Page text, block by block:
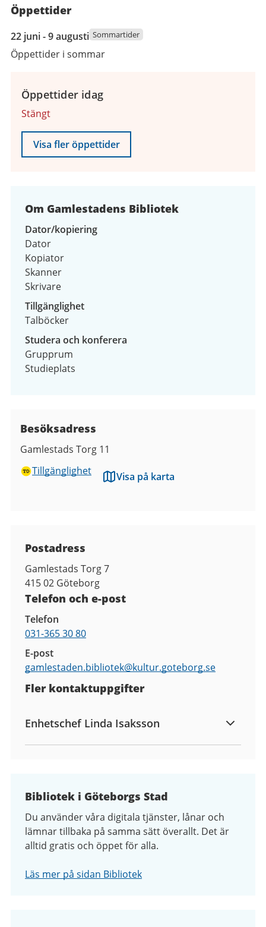
Öppettider
22
juni
2026
augusti
2026
22 juni - 9 augusti Sommartider
Öppettider i sommar
Öppettider idag
Stängt
Visa fler öppettider
Om Gamlestadens Bibliotek
Dator/kopiering
Dator
Kopiator
Skanner
Skrivare
Tillgänglighet
Talböcker
Studera och konferera
Grupprum
Studieplats
Besöksadress
Gamlestads Torg 11
Tillgänglighet
Visa på karta
Postadress
Gamlestads Torg 7
415 02 Göteborg
Telefon och e-post
Telefon
031-365 30 80
E-post
gamlestaden.bibliotek@kultur.goteborg.se
Fler kontaktuppgifter
Enhetschef Linda Isaksson
Bibliotek i Göteborgs Stad
Du använder våra digitala tjänster, lånar och
lämnar tillbaka på samma sätt överallt. Det är
alltid gratis och öppet för alla.
Läs mer på sidan Bibliotek